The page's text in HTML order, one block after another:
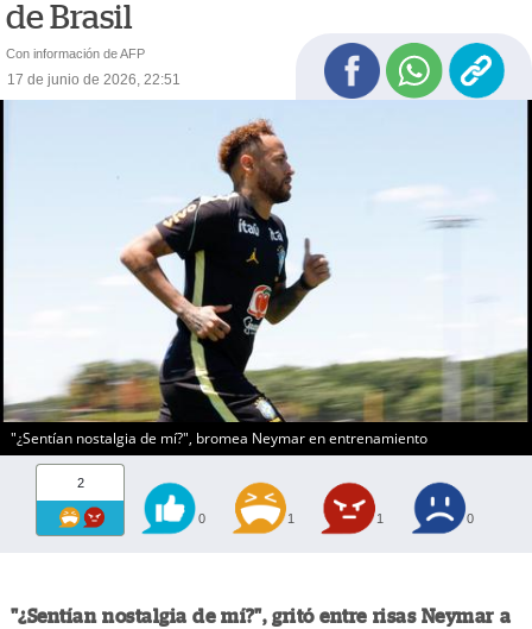
de Brasil
Con información de AFP
17 de junio de 2026, 22:51
"¿Sentían nostalgia de mí?", bromea Neymar en entrenamiento
2
0 1 1 0
"¿Sentían nostalgia de mí?", gritó entre risas Neymar a